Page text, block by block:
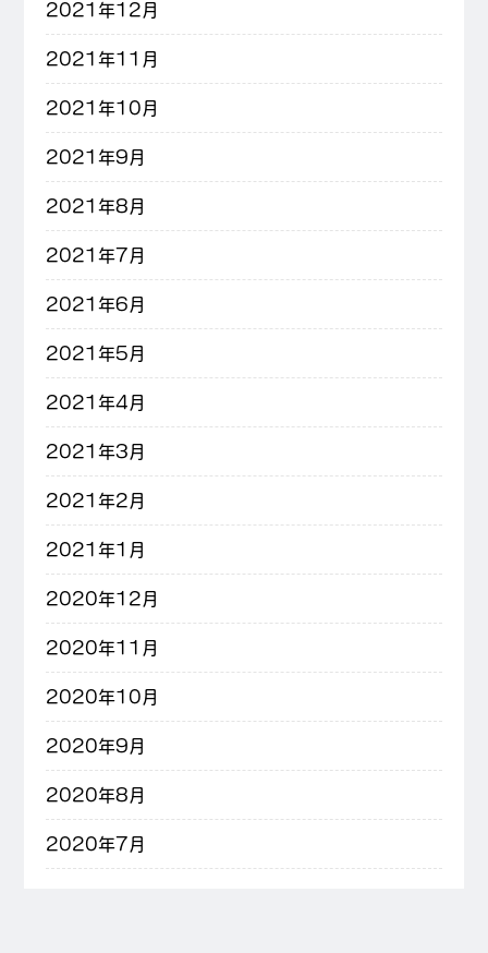
2021年12月
2021年11月
2021年10月
2021年9月
2021年8月
2021年7月
2021年6月
2021年5月
2021年4月
2021年3月
2021年2月
2021年1月
2020年12月
2020年11月
2020年10月
2020年9月
2020年8月
2020年7月